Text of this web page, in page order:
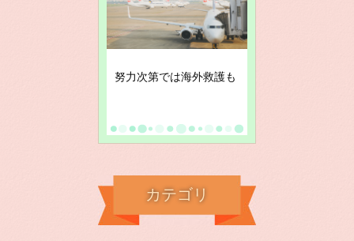
努力次第では海外救護も
カテゴリ